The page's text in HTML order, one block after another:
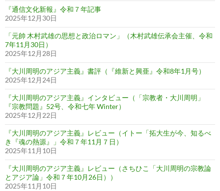
『通信文化新報』令和７年記事
2025年12月30日
「元帥 木村武雄の思想と政治ロマン」（木村武雄伝承会主催、令和
7年11月30日）
2025年12月28日
『大川周明のアジア主義』書評（『維新と興亜』令和8年1月号）
2025年12月24日
『大川周明のアジア主義』インタビュー（「宗教者・大川周明」
『宗教問題』52号、令和七年 Winter）
2025年12月22日
『大川周明のアジア主義』レビュー（イトー「拓大生が今、知るべ
き『魂の熱源』」令和７年11月７日）
2025年11月10日
『大川周明のアジア主義』レビュー（さちひこ「大川周明の宗教論
とアジア論」令和７年10月26日））
2025年11月10日